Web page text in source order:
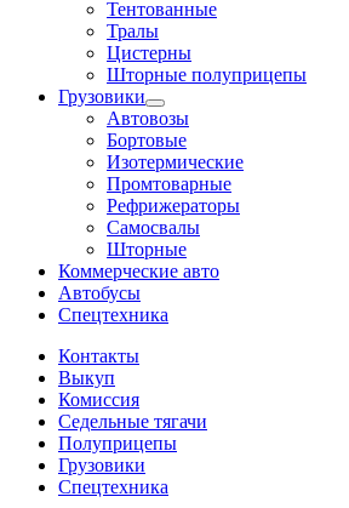
Тентованные
Тралы
Цистерны
Шторные полуприцепы
Грузовики
Автовозы
Бортовые
Изотермические
Промтоварные
Рефрижераторы
Самосвалы
Шторные
Коммерческие авто
Автобусы
Спецтехника
Контакты
Выкуп
Комиссия
Седельные тягачи
Полуприцепы
Грузовики
Спецтехника